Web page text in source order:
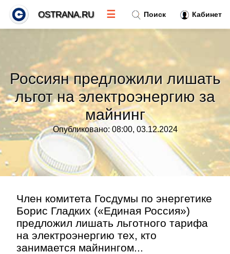
Россиян предложили лишать
льгот на электроэнергию за
майнинг
Опубликовано: 08:00, 03.12.2024
Член комитета Госдумы по энергетике
Борис Гладких («Единая Россия»)
предложил лишать льготного тарифа
на электроэнергию тех, кто
занимается майнингом...
Поиск Кабинет
OSTRANA.RU ☰
Тренды новостей»
Рубрики»
Правила
Контакт»